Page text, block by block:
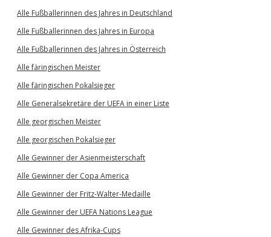
Alle Fußballerinnen des Jahres in Deutschland
Alle Fußballerinnen des Jahres in Europa
Alle Fußballerinnen des Jahres in Österreich
Alle färingischen Meister
Alle färingischen Pokalsieger
Alle Generalsekretäre der UEFA in einer Liste
Alle georgischen Meister
Alle georgischen Pokalsieger
Alle Gewinner der Asienmeisterschaft
Alle Gewinner der Copa America
Alle Gewinner der Fritz-Walter-Medaille
Alle Gewinner der UEFA Nations League
Alle Gewinner des Afrika-Cups